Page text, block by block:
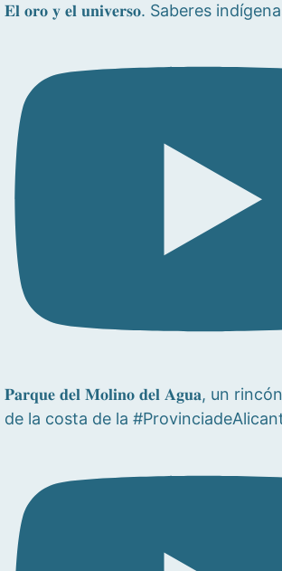
𝐄𝐥 𝐨𝐫𝐨 𝐲 𝐞𝐥 𝐮𝐧𝐢𝐯𝐞𝐫𝐬𝐨. Saberes
𝐏𝐚𝐫𝐪𝐮𝐞 𝐝𝐞𝐥 𝐌𝐨𝐥𝐢𝐧𝐨 𝐝𝐞𝐥 𝐀𝐠𝐮𝐚, un
de la costa de la